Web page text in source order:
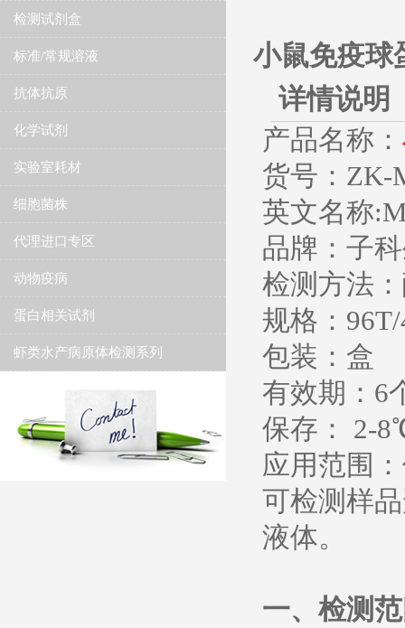
检测试剂盒
标准/常规溶液
抗体抗原
化学试剂
实验室耗材
细胞菌株
代理进口专区
动物疫病
蛋白相关试剂
虾类水产病原体检测系列
小鼠免疫球
详情说明
产品名称：
货号： ZK-
英文名称
品牌：子
检测方法
规格：
包装：盒
有效期： 6
保存：
2-8
应用范围
可检测样
液体。
一、检测